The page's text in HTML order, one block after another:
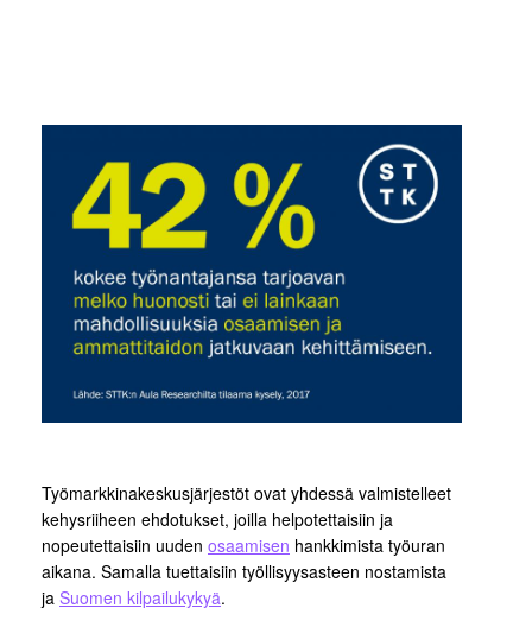
Työmarkkinakeskusjärjestöt ovat yhdessä valmistelleet
kehysriiheen ehdotukset, joilla helpotettaisiin ja
nopeutettaisiin uuden osaamisen hankkimista työuran
aikana. Samalla tuettaisiin työllisyysasteen nostamista
ja Suomen kilpailukykyä.